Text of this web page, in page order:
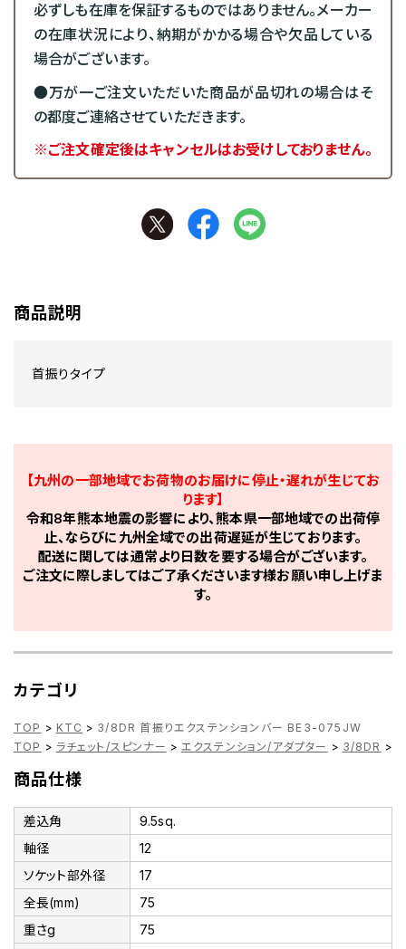
必ずしも在庫を保証するものではありません。メーカー
の在庫状況により、納期がかかる場合や欠品している
場合がございます。
●万が一ご注文いただいた商品が品切れの場合はそ
の都度ご連絡させていただきます。
※ご注文確定後はキャンセルはお受けしておりません。
商品説明
首振りタイプ
【九州の一部地域でお荷物のお届けに停止・遅れが生じてお
ります】
令和8年熊本地震の影響により、熊本県一部地域での出荷停
止、ならびに九州全域での出荷遅延が生じております。
配送に関しては通常より日数を要する場合がございます。
ご注文に際しましてはご了承くださいます様お願い申し上げま
す。
カテゴリ
TOP > KTC > 3/8DR 首振りエクステンションバー BE3-075JW
TOP > ラチェット/スピンナー > エクステンション/アダプター > 3/8DR >
商品仕様
差込角
9.5sq.
軸径
12
ソケット部外径
17
全長(mm)
75
重さg
75